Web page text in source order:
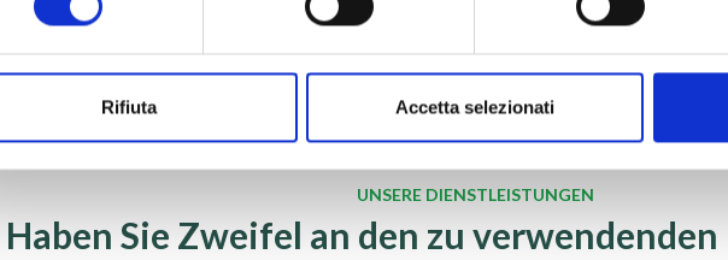
Rifiuta Accetta selezionati
UNSERE DIENSTLEISTUNGEN
Haben Sie Zweifel an den zu